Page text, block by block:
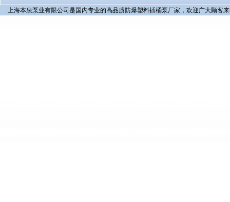
上海本泉泵业有限公司是国内专业的高品质防爆塑料插桶泵厂家，欢迎广大顾客